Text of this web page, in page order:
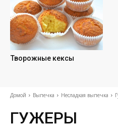
Творожные кексы